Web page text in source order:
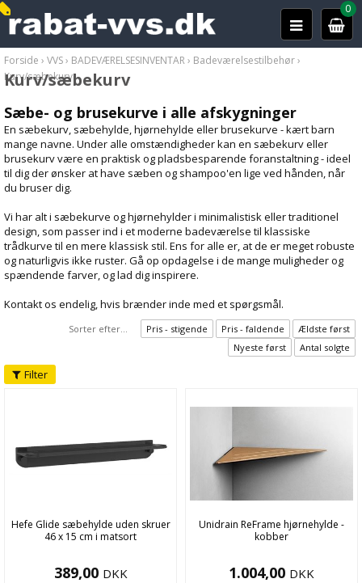
0
Forside › VVS› BADEVÆRELSESINVENTAR› Badeværelsestilbehør›
Kurv/sæbekurv
Kurv/sæbekurv
Sæbe- og brusekurve i alle afskygninger
En sæbekurv, sæbehylde, hjørnehylde eller brusekurve - kært barn
mange navne. Under alle omstændigheder kan en sæbekurv eller
brusekurv være en praktisk og pladsbesparende foranstaltning - ideel
til dig der ønsker at have sæben og shampoo'en lige ved hånden, når
du bruser dig.
Vi har alt i sæbekurve og hjørnehylder i minimalistisk eller traditionel
design, som passer ind i et moderne badeværelse til klassiske
trådkurve til en mere klassisk stil. Ens for alle er, at de er meget robuste
og naturligvis ikke ruster. Gå op opdagelse i de mange muligheder og
spændende farver, og lad dig inspirere.
Kontakt os endelig, hvis brænder inde med et spørgsmål.
Sorter efter... Pris - stigende Pris - faldende
Ældste først
Nyeste først
Antal solgte
Filter
Hefe Glide sæbehylde uden skruer
46 x 15 cm i matsort
389,00 DKK
Unidrain ReFrame hjørnehylde -
kobber
1.004,00 DKK